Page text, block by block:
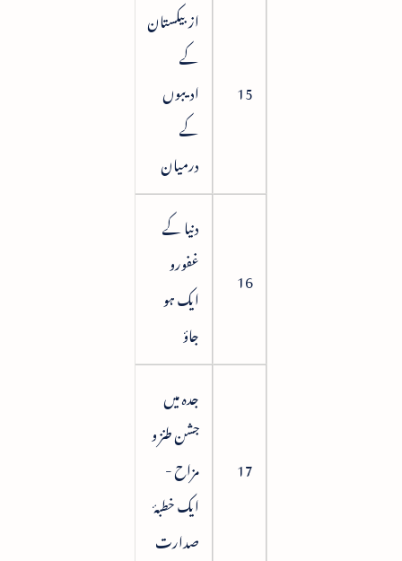
15
ازبیکستان
کے
ادیبوں
کے
درمیان
16
دنیا کے
غفورو
ایک ہو
جاؤ
17
جدہ میں
جشن طنز و
مزاح -
ایک خطبۂ
صدارت